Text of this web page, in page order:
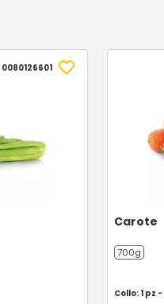
0080126601
Carote
700g
Collo: 1 pz -